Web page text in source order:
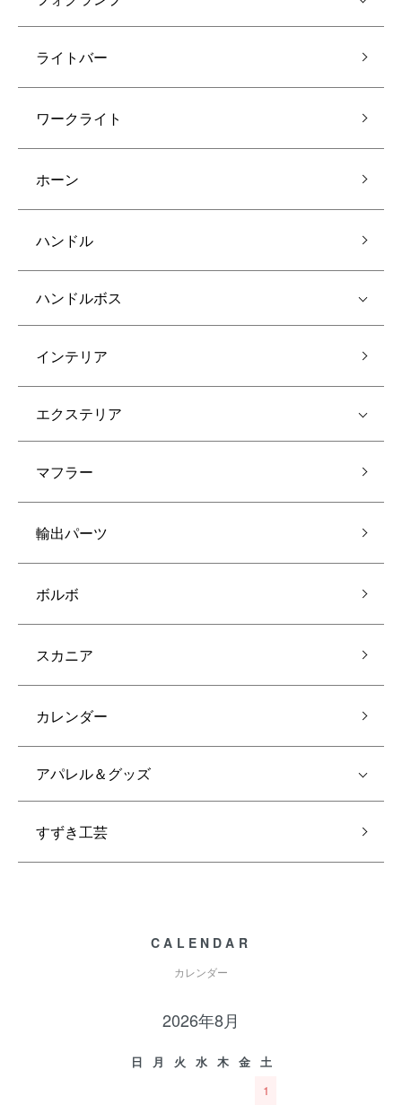
ライトバー
ワークライト
ホーン
ハンドル
ハンドルボス
インテリア
エクステリア
マフラー
輸出パーツ
ボルボ
スカニア
カレンダー
アパレル＆グッズ
すずき工芸
CALENDAR
カレンダー
2026年8月
日 月 火 水 木 金
土
1